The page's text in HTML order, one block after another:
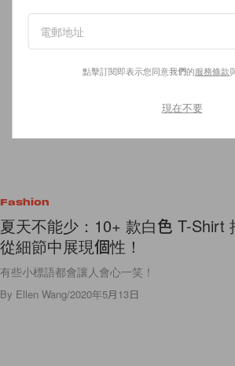
Fashion
夏天不能少：10+ 款白色 T-Shirt
從細節中展現個性！
有些小標語都會讓人會心一笑！
By Ellen Wang/2020年5月13日
點擊訂閱即表示您同意我們的服務條款
現在不要